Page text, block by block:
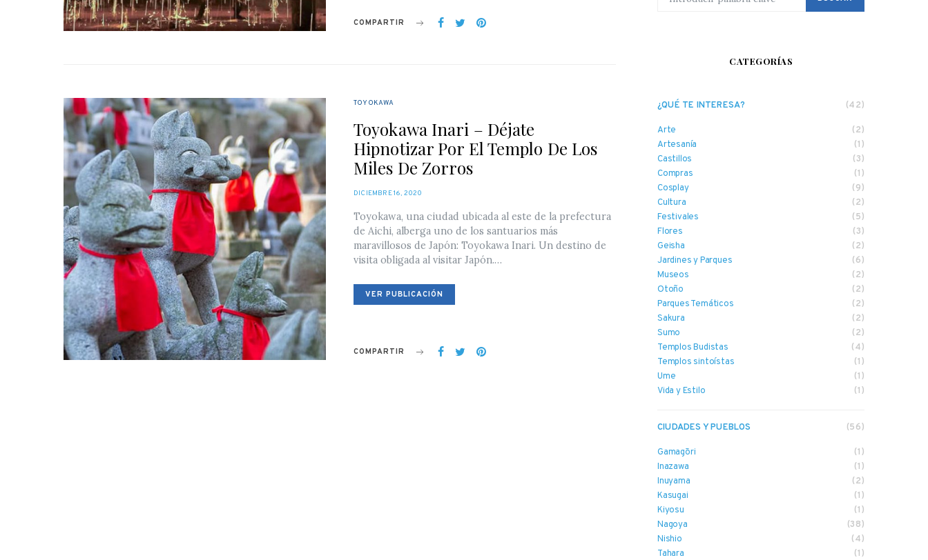
COMPARTIR
TOYOKAWA
Toyokawa Inari – Déjate
Hipnotizar Por El Templo De Los
Miles De Zorros
POSTED
DICIEMBRE 16, 2020
Toyokawa, una ciudad ubicada al este de la prefectura
de Aichi, alberga uno de los santuarios más
maravillosos de Japón: Toyokawa Inari. Un destino de
visita obligada al visitar Japón.…
VER PUBLICACIÓN
COMPARTIR
CATEGORÍAS
¿QUÉ TE INTERESA? (42)
Arte
(2)
Artesanía
(1)
Castillos
(3)
Compras
(1)
Cosplay
(9)
Cultura
(2)
Festivales
(5)
Flores
(3)
Geisha
(2)
Jardines y Parques
(6)
Museos
(2)
Otoño
(2)
Parques Temáticos
(2)
Sakura
(2)
Sumo
(2)
Templos Budistas
(4)
Templos sintoístas
(1)
Ume
(1)
Vida y Estilo
(1)
CIUDADES Y PUEBLOS (56)
Gamagōri
(1)
Inazawa
(1)
Inuyama
(2)
Kasugai
(1)
Kiyosu
(1)
Nagoya
(38)
Nishio
(4)
Tahara
(1)